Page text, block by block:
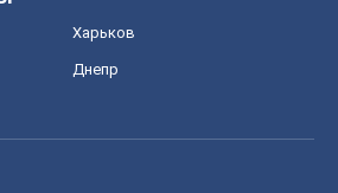
Харьков
Днепр